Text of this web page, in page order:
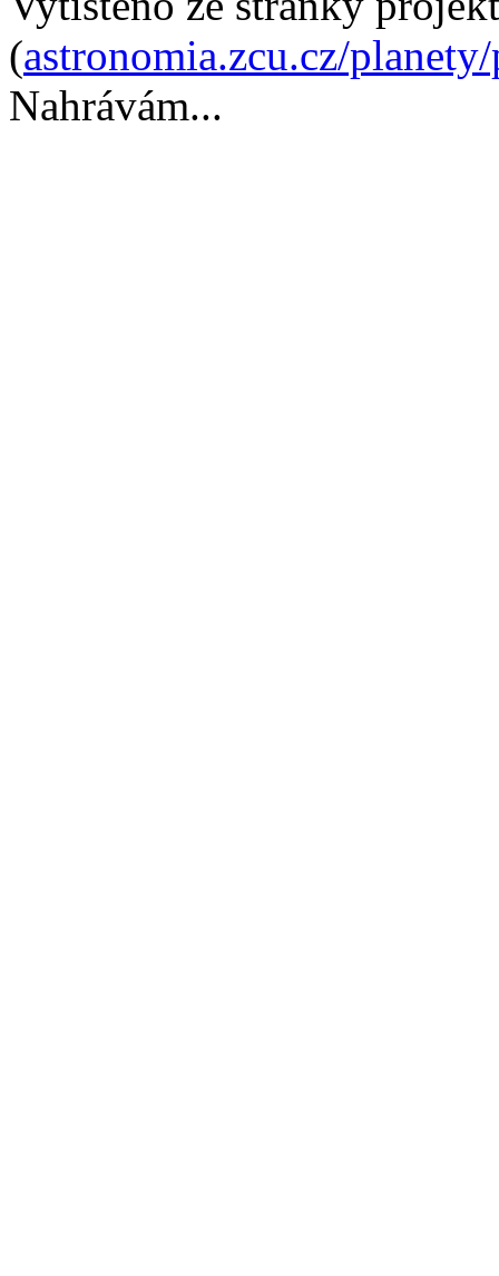
(astronomia.zcu.cz/
Nahrávám...